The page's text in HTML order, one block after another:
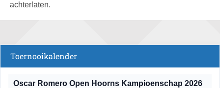
achterlaten.
Toernooikalender
Oscar Romero Open Hoorns Kampioenschap 2026